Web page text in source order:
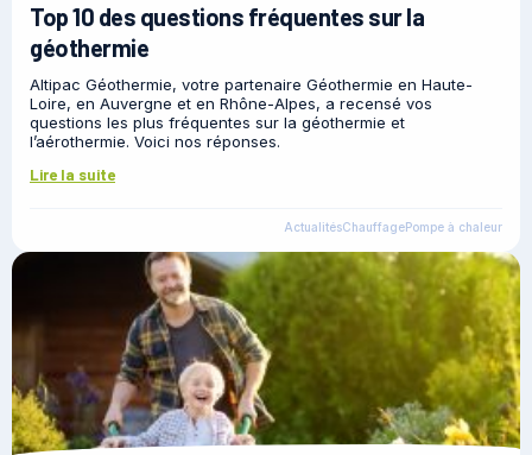
Top 10 des questions fréquentes sur la
géothermie
Altipac Géothermie, votre partenaire Géothermie en Haute-
Loire, en Auvergne et en Rhône-Alpes, a recensé vos
questions les plus fréquentes sur la géothermie et
l’aérothermie. Voici nos réponses.
Lire la suite
ActualitésChauffagePompe à chaleur